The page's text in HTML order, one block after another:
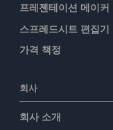
프레젠테이션 메이커
스프레드시트 편집기
가격 책정
회사
회사 소개